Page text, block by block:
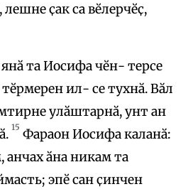
ҫак са вӗлерчӗҫ,
та Иосифа чӗн- терсе
ил- се тухнӑ. Вӑл
улӑштарнӑ, унт ан
15 Фараон Иосифа каланӑ:
анчах ӑна никам та
эпӗ сан ҫинчен